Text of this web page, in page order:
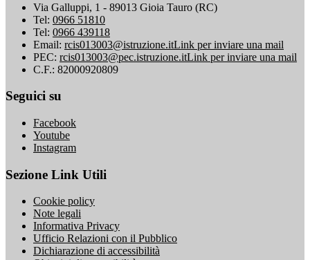
Via Galluppi, 1 - 89013 Gioia Tauro (RC)
Tel: 0966 51810
Tel: 0966 439118
Email: rcis013003@istruzione.itLink per inviare una mail
PEC: rcis013003@pec.istruzione.itLink per inviare una mail
C.F.: 82000920809
Seguici su
Facebook
Youtube
Instagram
Sezione Link Utili
Cookie policy
Note legali
Informativa Privacy
Ufficio Relazioni con il Pubblico
Dichiarazione di accessibilità